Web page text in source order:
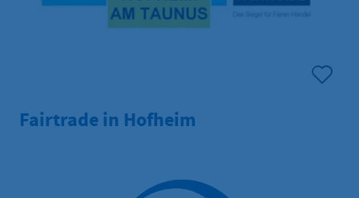
Fairtrade in Hofheim